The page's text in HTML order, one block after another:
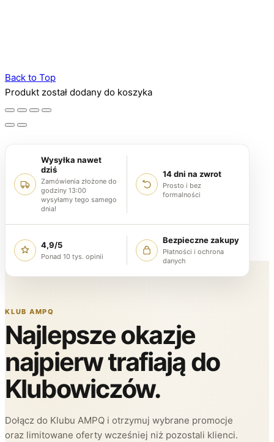
Back to Top
Produkt został dodany do koszyka
Wysyłka nawet
dziś
Zamówienia złożone do
godziny 13:00
wysyłamy tego samego
dnia!
14 dni na zwrot
Prosto i bez
formalności
4,9/5
Ponad 10 tys. opinii
Bezpieczne zakupy
Płatności i ochrona
danych
KLUB AMPQ
Najlepsze okazje
najpierw trafiają do
Klubowiczów.
Dołącz do Klubu AMPQ i otrzymuj wybrane promocje
oraz limitowane oferty wcześniej niż pozostali klienci.